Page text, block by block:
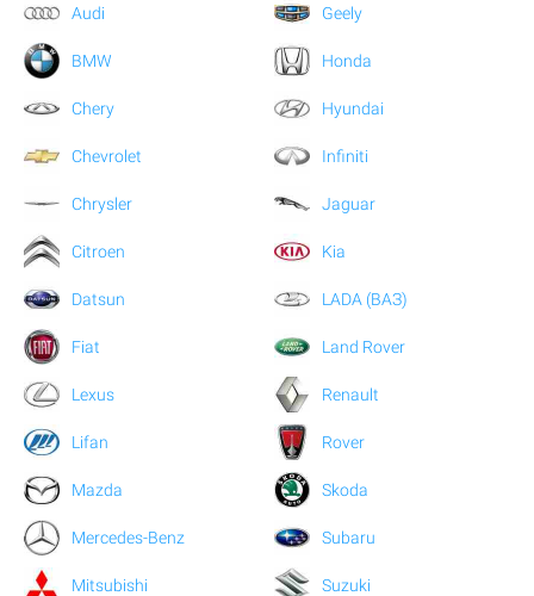
Audi
BMW
Chery
Chevrolet
Chrysler
Citroen
Datsun
Fiat
Geely
Honda
Hyundai
Infiniti
Jaguar
Kia
LADA (ВАЗ)
Land Rover
Lexus
Lifan
Mazda
Mercedes-Benz
Mitsubishi
Renault
Rover
Skoda
Subaru
Suzuki